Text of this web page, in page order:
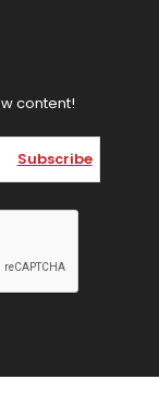
content!
Subscribe